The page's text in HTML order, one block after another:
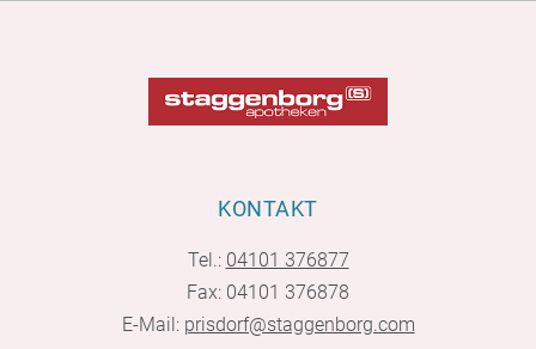
KONTAKT
Tel.: 04101 376877
Fax: 04101 376878
E-Mail: prisdorf@staggenborg.com